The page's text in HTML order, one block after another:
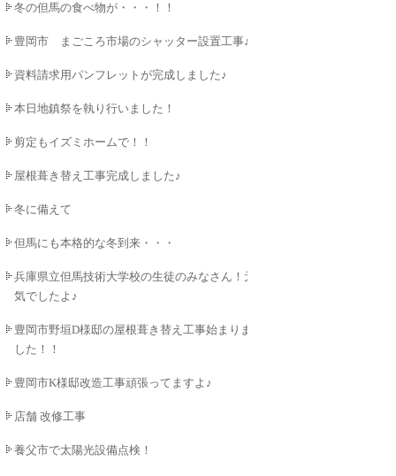
冬の但馬の食べ物が・・・！！
豊岡市 まごころ市場のシャッター設置工事♪
資料請求用パンフレットが完成しました♪
本日地鎮祭を執り行いました！
剪定もイズミホームで！！
屋根葺き替え工事完成しました♪
冬に備えて
但馬にも本格的な冬到来・・・
兵庫県立但馬技術大学校の生徒のみなさん！元
気でしたよ♪
豊岡市野垣D様邸の屋根葺き替え工事始まりま
した！！
豊岡市K様邸改造工事頑張ってますよ♪
店舗 改修工事
養父市で太陽光設備点検！